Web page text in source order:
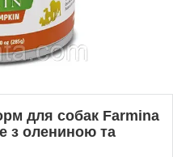
для собак Farmina
з олениною та